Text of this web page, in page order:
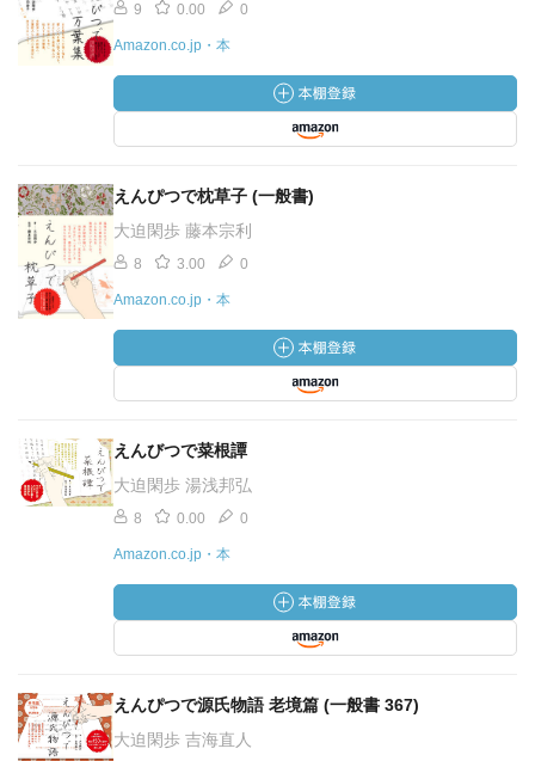
9 0.00 0
Amazon.co.jp・本
えんぴつで枕草子 (一般書)
大迫閑歩 藤本宗利
8 3.00 0
Amazon.co.jp・本
えんびつで菜根譚
大迫閑歩 湯浅邦弘
8 0.00 0
Amazon.co.jp・本
えんぴつで源氏物語 老境篇 (一般書 367)
大迫閑歩 吉海直人